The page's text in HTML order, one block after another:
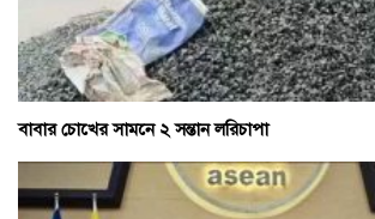
বাবার চোখের সামনে ২ সন্তান লরিচাপা